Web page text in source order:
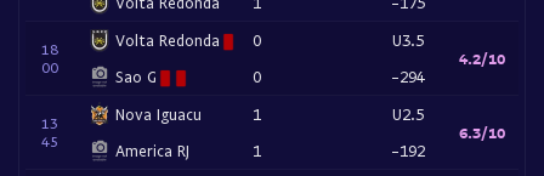
18
00
Volta Redonda
Sao G
0
0
U3.5
-294
4.2/10
13
45
Nova Iguacu
America RJ
1
1
U2.5
-192
6.3/10